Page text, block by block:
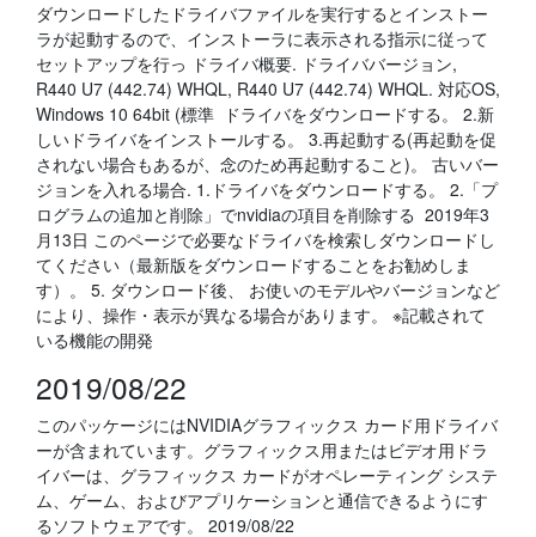
ダウンロードしたドライバファイルを実行するとインストー
ラが起動するので、インストーラに表示される指示に従って
セットアップを行っ ドライバ概要. ドライババージョン,
R440 U7 (442.74) WHQL, R440 U7 (442.74) WHQL. 対応OS,
Windows 10 64bit (標準 ドライバをダウンロードする。 2.新
しいドライバをインストールする。 3.再起動する(再起動を促
されない場合もあるが、念のため再起動すること)。 古いバー
ジョンを入れる場合. 1.ドライバをダウンロードする。 2.「プ
ログラムの追加と削除」でnvidiaの項目を削除する 2019年3
月13日 このページで必要なドライバを検索しダウンロードし
てください（最新版をダウンロードすることをお勧めしま
す）。 5. ダウンロード後、 お使いのモデルやバージョンなど
により、操作・表示が異なる場合があります。 ※記載されて
いる機能の開発
2019/08/22
このパッケージにはNVIDIAグラフィックス カード用ドライバ
ーが含まれています。グラフィックス用またはビデオ用ドラ
イバーは、グラフィックス カードがオペレーティング システ
ム、ゲーム、およびアプリケーションと通信できるようにす
るソフトウェアです。 2019/08/22